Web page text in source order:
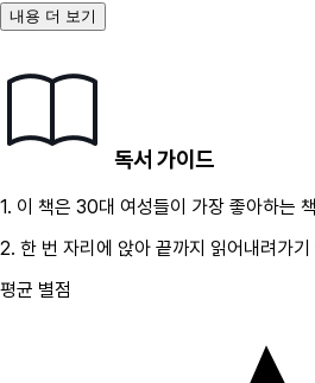
내용 더 보기
독서 가이드
1. 이 책은 30대 여성들이 가장 좋아하는
2. 한 번 자리에 앉아 끝까지 읽어내려가
평균 별점